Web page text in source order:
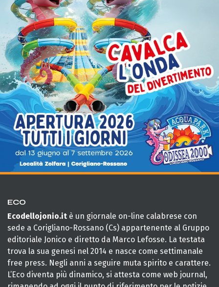
ECO
Ecodellojonio.it è un giornale on-line calabrese con
sede a Corigliano-Rossano (Cs) appartenente al Gruppo
editoriale Jonico e diretto da Marco Lefosse. La testata
trova la sua genesi nel 2014 e nasce come settimanale
free press. Negli anni a seguire muta spirito e carattere.
L’Eco diventa più dinamico, si attesta come web journal,